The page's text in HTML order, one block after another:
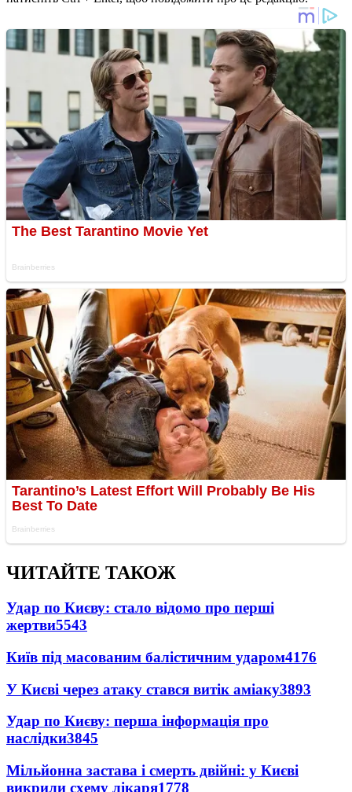
ЧИТАЙТЕ ТАКОЖ
Удар по Києву: стало відомо про перші
жертви5543
Київ під масованим балістичним ударом4176
У Києві через атаку стався витік аміаку3893
Удар по Києву: перша інформація про
наслідки3845
Мільйонна застава і смерть двійні: у Києві
викрили схему лікаря1778